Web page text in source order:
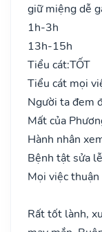
giữ miệng dễ
1h-3h
13h-15h
Tiểu cát:TỐT
Tiểu cát mọi
Người ta đem
Mất của
Hành nhân
Bệnh tật sửa
Mọi việc
Rất tốt lành,